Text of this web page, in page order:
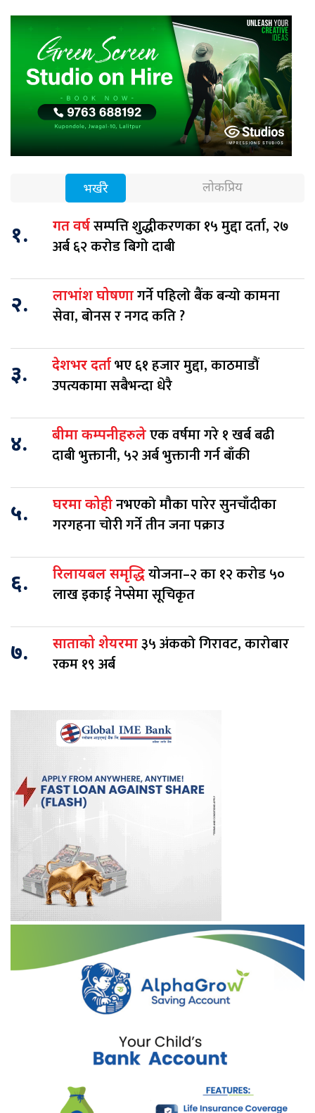
भर्खरै लोकप्रिय
१. गत वर्षसम्पत्ति शुद्धीकरणका १५ मुद्दा दर्ता, २७
अर्ब ६२ करोड बिगो दाबी
२. लाभांश घोषणागर्ने पहिलो बैंक बन्यो कामना
सेवा, बोनस र नगद कति ?
३. देशभर दर्ताभए ६१ हजार मुद्दा, काठमाडौं
उपत्यकामा सबैभन्दा धेरै
४. बीमा कम्पनीहरुलेएक वर्षमा गरे १ खर्ब बढी
दाबी भुक्तानी, ५२ अर्ब भुक्तानी गर्न बाँकी
५. घरमा कोहीनभएको मौका पारेर सुनचाँदीका
गरगहना चोरी गर्ने तीन जना पक्राउ
६. रिलायबल समृद्धियोजना–२ का १२ करोड ५०
लाख इकाई नेप्सेमा सूचिकृत
७. साताको शेयरमा३५ अंकको गिरावट, कारोबार
रकम १९ अर्ब